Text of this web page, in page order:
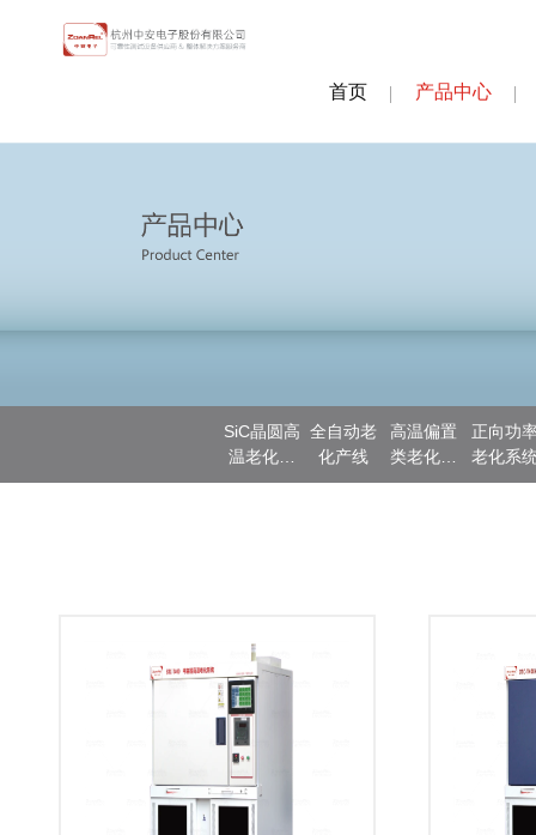
首页 产品中心
SiC晶圆高
温老化测
试
全自动老
化产线
高温偏置
类老化系
统
正向功
老化系